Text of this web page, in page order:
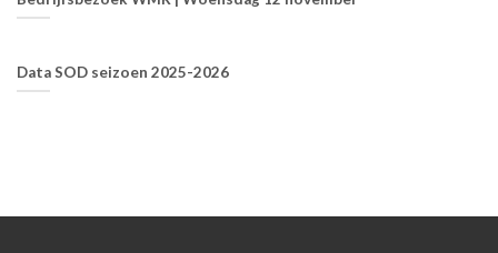
Data SOD seizoen 2025-2026